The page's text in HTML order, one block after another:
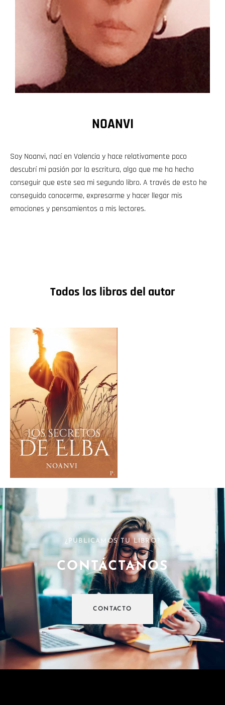
NOANVI
Soy Noanvi, nací en Valencia y hace relativamente poco
descubrí mi pasión por la escritura, algo que me ha hecho
conseguir que este sea mi segundo libro. A través de esto he
conseguido conocerme, expresarme y hacer llegar mis
emociones y pensamientos a mis lectores.
Todos los libros del autor
¿PUBLICAMOS TU LIBRO?
CONTÁCTANOS
CONTACTO